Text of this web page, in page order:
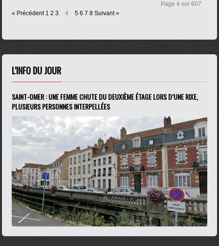
« Précédent 1 2 3 4 5 6 7 8 Suivant »
Page 4 sur 607
L'INFO DU JOUR
SAINT-OMER : UNE FEMME CHUTE DU DEUXIÈME ÉTAGE LORS D’UNE RIXE,
PLUSIEURS PERSONNES INTERPELLÉES